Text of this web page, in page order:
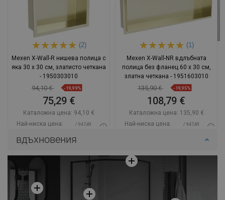
(2)
Mexen X-Wall-R нишева полица с
яка 30 x 30 см, златисто четкана
- 1950303010
94,10 € -19,99%
75,29 €
Каталожна цена: 94,10 €
Най-ниска цена:
/ 947,49
Наличност:В наличност
Добави в количката
Сравнете
(1)
Mexen X-Wall-NR вдлъбната
полица без фланец 60 x 30 см,
златна четкана - 1951603010
135,90 € -19,95%
108,79 €
Каталожна цена: 135,90 €
Най-ниска цена:
/ 947,49
Добави в количката
Любима
вдъхновения